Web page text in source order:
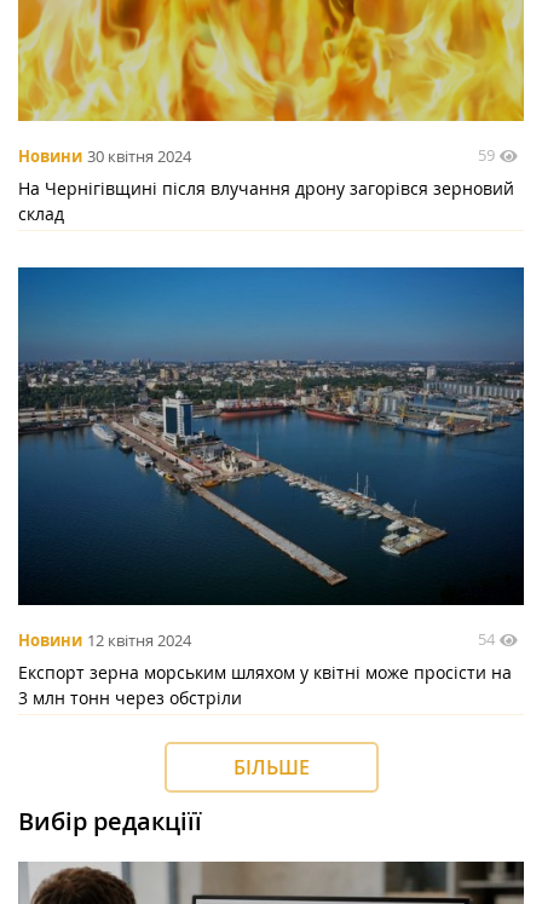
Новини 30 квітня 2024 59
На Чернігівщині після влучання дрону загорівся зерновий
склад
Новини 12 квітня 2024 54
Експорт зерна морським шляхом у квітні може просісти на
3 млн тонн через обстріли
БІЛЬШЕ
Вибір редакціїї